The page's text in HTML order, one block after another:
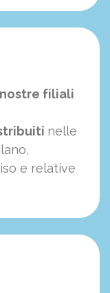
filiali
nelle
e relative